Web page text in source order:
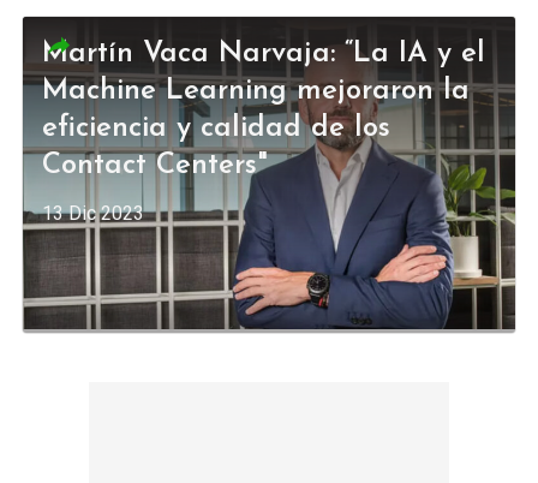
Martín Vaca Narvaja: “La IA y el
Machine Learning mejoraron la
eficiencia y calidad de los
Contact Centers"
13 Dic 2023